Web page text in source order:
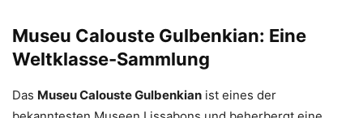
Museu Calouste Gulbenkian: Eine
Weltklasse-Sammlung
Das Museu Calouste Gulbenkian ist eines der